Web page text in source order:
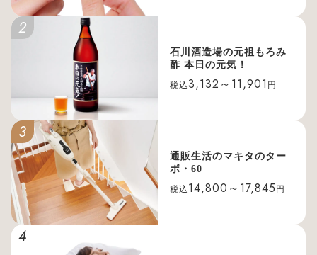
2
石川酒造場の元祖もろみ
酢 本日の元気！
税込3,132～11,901 円
3
通販生活のマキタのター
ボ・60
税込 14,800～17,845 円
4